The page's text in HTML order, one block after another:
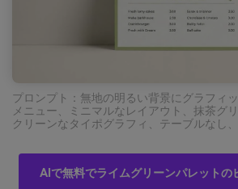
プロンプト：無地の明るい背景にグラフィ
メニュー、ミニマルなレイアウト、抹茶グ
クリーンなタイポグラフィ、テーブルなし
AIで無料でライムグリーンパレットの